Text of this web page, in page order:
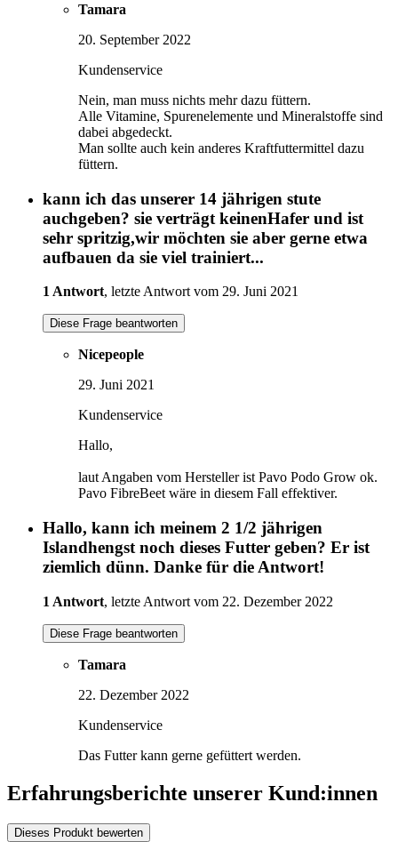
Tamara
20. September 2022
Kundenservice
Nein, man muss nichts mehr dazu füttern.
Alle Vitamine, Spurenelemente und Mineralstoffe sind
dabei abgedeckt.
Man sollte auch kein anderes Kraftfuttermittel dazu
füttern.
kann ich das unserer 14 jährigen stute
auchgeben? sie verträgt keinenHafer und ist
sehr spritzig,wir möchten sie aber gerne etwa
aufbauen da sie viel trainiert...
1 Antwort, letzte Antwort vom 29. Juni 2021
Diese Frage beantworten
Nicepeople
29. Juni 2021
Kundenservice
Hallo,
laut Angaben vom Hersteller ist Pavo Podo Grow ok.
Pavo FibreBeet wäre in diesem Fall effektiver.
Hallo, kann ich meinem 2 1/2 jährigen
Islandhengst noch dieses Futter geben? Er ist
ziemlich dünn. Danke für die Antwort!
1 Antwort, letzte Antwort vom 22. Dezember 2022
Diese Frage beantworten
Tamara
22. Dezember 2022
Kundenservice
Das Futter kann gerne gefüttert werden.
Erfahrungsberichte unserer Kund:innen
Dieses Produkt bewerten